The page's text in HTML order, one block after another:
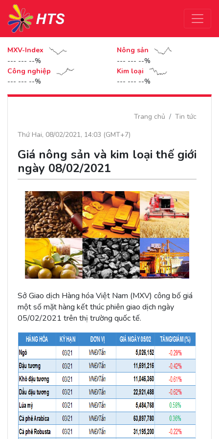
MXV-Index
--- --- --%
Nông sản
--- --- --%
Công nghiệp
--- --- --%
Kim loại
--- --- --%
Trang chủ
Tin tức
Thứ Hai, 08/02/2021, 14:03 (GMT+7)
Giá nông sản và kim loại thế giới
ngày 08/02/2021
Sở Giao dịch Hàng hóa Việt Nam (MXV) công bố giá
một số mặt hàng kết thúc phiên giao dịch ngày
05/02/2021 trên thị trường quốc tế.